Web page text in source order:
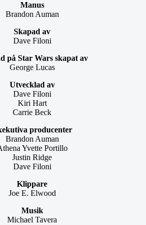
Manus
Brandon Auman
Skapad av
Dave Filoni
på Star Wars skapat av
George Lucas
Utvecklad av
Dave Filoni
Kiri Hart
Carrie Beck
producenter
Brandon Auman
Yvette Portillo
Justin Ridge
Dave Filoni
Klippare
Joe E. Elwood
Musik
Michael Tavera